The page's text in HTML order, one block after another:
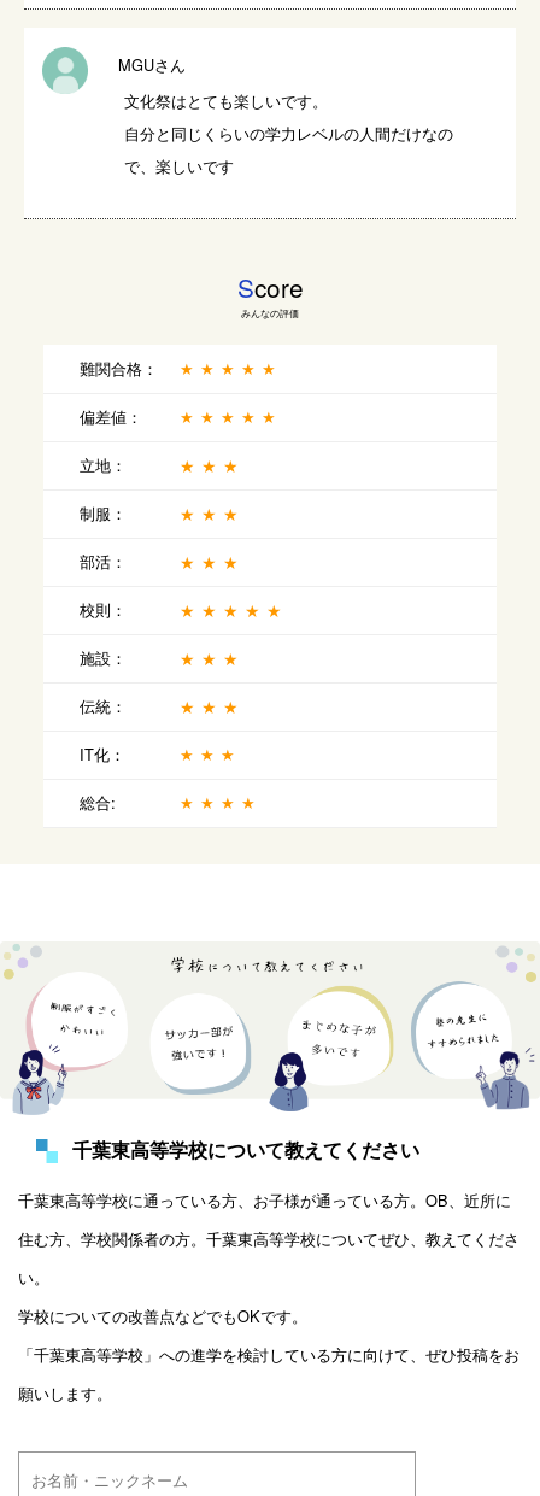
MGUさん
文化祭はとても楽しいです。
自分と同じくらいの学力レベルの人間だけなの
で、楽しいです
Score
みんなの評価
難関合格： ★★★★★
偏差値： ★★★★★
立地： ★★★
制服： ★★★
部活： ★★★
校則： ★★★★★
施設： ★★★
伝統： ★★★
IT化： ★★★
総合: ★★★★
千葉東高等学校について教えてください
千葉東高等学校に通っている方、お子様が通っている方。OB、近所に
住む方、学校関係者の方。千葉東高等学校についてぜひ、教えてくださ
い。
学校についての改善点などでもOKです。
「千葉東高等学校」への進学を検討している方に向けて、ぜひ投稿をお
願いします。